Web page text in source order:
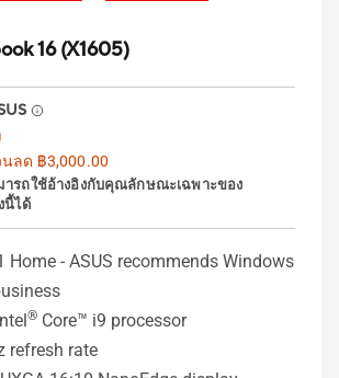
16 (X1605)
ลด ฿3,000.00
ารถใช้อ้างอิงกับคุณลักษณะเฉพาะของ
ได้
Home - ASUS recommends Windows
® Core™ i9 processor
refresh rate